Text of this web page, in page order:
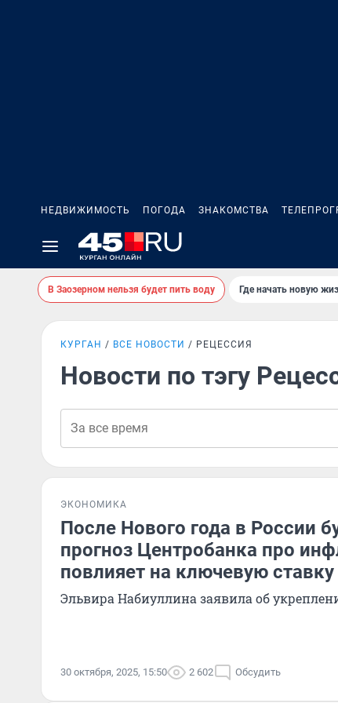
НЕДВИЖИМОСТЬ ПОГОДА ЗНАКОМСТВА
В Заозерном нельзя будет пить воду Где начать новую
КУРГАН ВСЕ НОВОСТИ РЕЦЕССИЯ
Новости по тэгу
ЭКОНОМИКА
После Нового года в России
прогноз Центробанка про
повлияет на ключевую ставку
Эльвира Набиуллина заявила об
30 октября, 2025, 15:50 2 602 Обсудить